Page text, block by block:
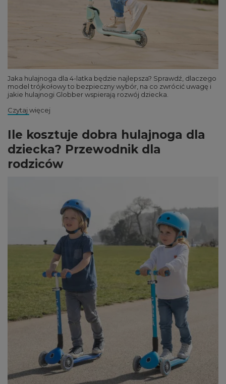
Jaka hulajnoga dla 4-latka będzie najlepsza? Sprawdź, dlaczego
model trójkołowy to bezpieczny wybór, na co zwrócić uwagę i
jakie hulajnogi Globber wspierają rozwój dziecka.
Czytaj więcej
Ile kosztuje dobra hulajnoga dla
dziecka? Przewodnik dla
rodziców